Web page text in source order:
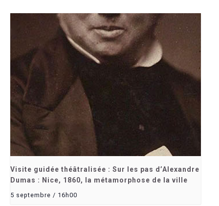
Visite guidée théâtralisée : Sur les pas d’Alexandre
Dumas : Nice, 1860, la métamorphose de la ville
5 septembre / 16h00